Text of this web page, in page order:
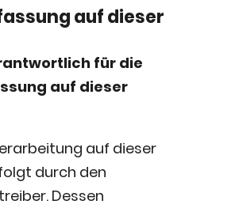
auf dieser
für die
auf dieser
auf dieser
durch den
Dessen